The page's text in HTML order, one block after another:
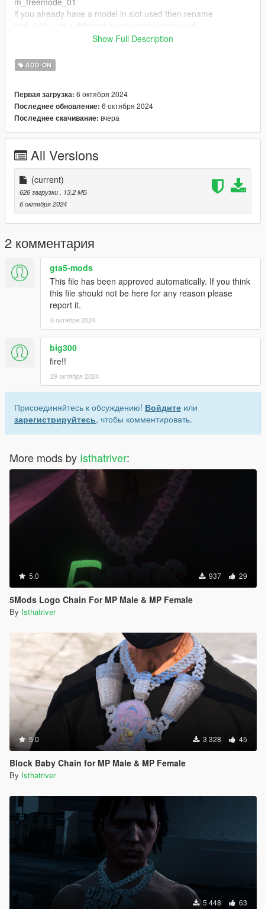
if you already have a model in slot used then rename
1. Rename files to desired names, and place in FiveM stream
folder.
Show Full Description
ADD-ON
Первая загрузка: 6 октября 2024
Последнее обновление: 6 октября 2024
Последнее скачивание: вчера
All Versions
(current)
626 загрузки
, 13,2 МБ
6 октября 2024
2 комментария
gta5-mods
This file has been approved automatically. If you think
this file should not be here for any reason please
report it.
6 октября 2024
big300
fire!!
29 октября 2024
Присоединяйтесь к обсуждению! Войдите или
зарегистрируйтесь, чтобы комментировать.
More mods by Isthatriver:
5.0 937 29
5Mods Logo Chain For MP Male & MP Female
By Isthatriver
5.0 3 328 45
Block Baby Chain for MP Male & MP Female
By Isthatriver
5 448 63